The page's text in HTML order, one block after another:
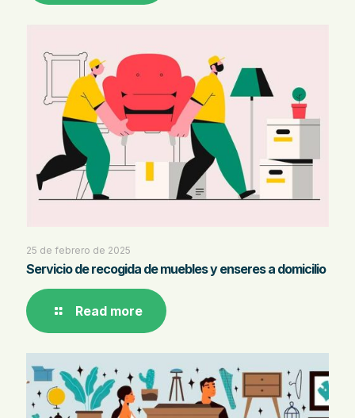
25 de febrero de 2025
Servicio de recogida de muebles y enseres a domicilio
Read more